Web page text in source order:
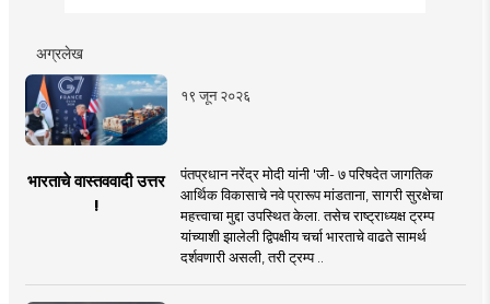
अग्रलेख
१९ जून २०२६
भारताचे वास्तववादी उत्तर
!
पंतप्रधान नरेंद्र मोदी यांनी 'जी- ७ परिषदेत जागतिक
आर्थिक विकासाचे नवे प्रारूप मांडताना, सागरी सुरक्षेचा
महत्त्वाचा मुद्दा उपस्थित केला. तसेच राष्ट्राध्यक्ष ट्रम्प
यांच्याशी झालेली द्विपक्षीय चर्चा भारताचे वाढते सामर्थ
दर्शवणारी असली, तरी ट्रम्प ..